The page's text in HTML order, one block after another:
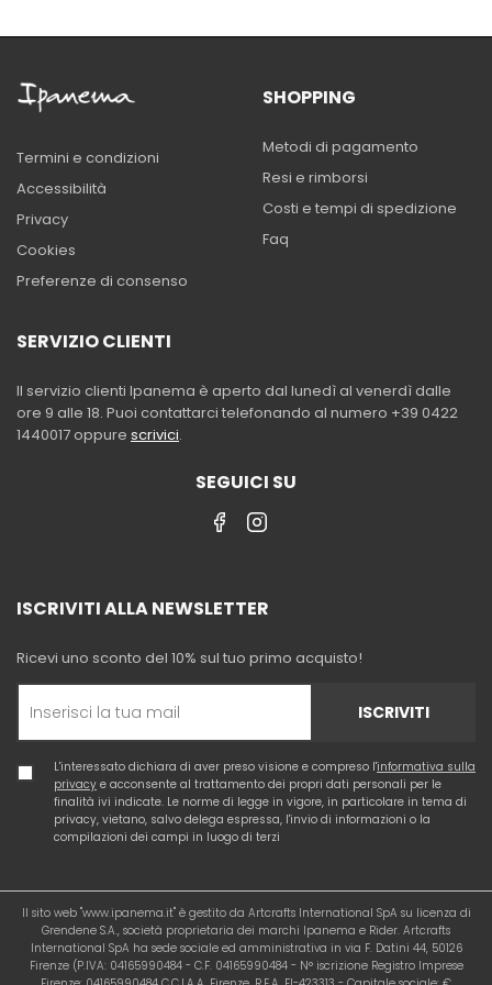
Termini e condizioni
Accessibilità
Privacy
Cookies
Preferenze di consenso
SHOPPING
Metodi di pagamento
Resi e rimborsi
Costi e tempi di spedizione
Faq
SERVIZIO CLIENTI
Il servizio clienti Ipanema è aperto dal lunedì al venerdì dalle
ore 9 alle 18. Puoi contattarci telefonando al numero +39 0422
1440017 oppure scrivici.
SEGUICI SU
ISCRIVITI ALLA NEWSLETTER
Ricevi uno sconto del 10% sul tuo primo acquisto!
ISCRIVITI
L'interessato dichiara di aver preso visione e compreso l'informativa sulla
privacy e acconsente al trattamento dei propri dati personali per le
finalità ivi indicate. Le norme di legge in vigore, in particolare in tema di
privacy, vietano, salvo delega espressa, l'invio di informazioni o la
compilazioni dei campi in luogo di terzi
Il sito web "www.ipanema.it" è gestito da Artcrafts International SpA su licenza di
Grendene S.A., società proprietaria dei marchi Ipanema e Rider. Artcrafts
International SpA ha sede sociale ed amministrativa in via F. Datini 44, 50126
Firenze (P.IVA: 04165990484 - C.F. 04165990484 - N° iscrizione Registro Imprese